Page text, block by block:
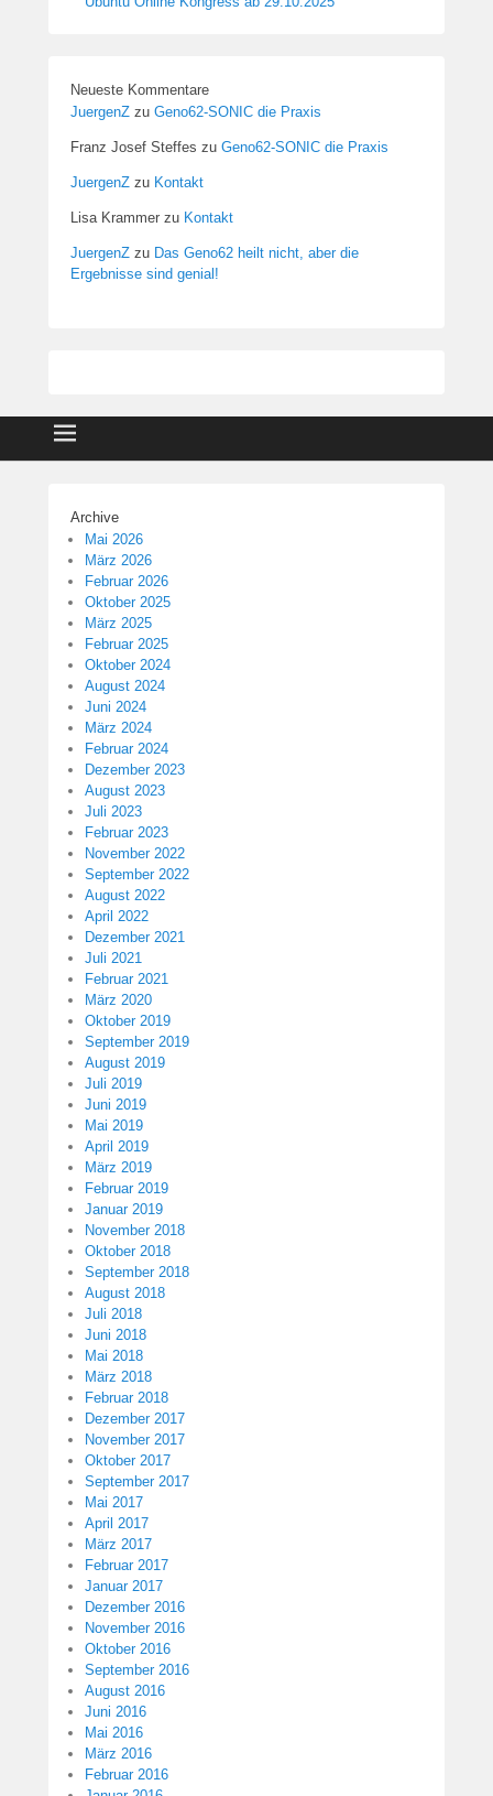
Neueste Kommentare
JuergenZ zu Geno62-SONIC die Praxis
Franz Josef Steffes zu Geno62-SONIC die Praxis
JuergenZ zu Kontakt
Lisa Krammer zu Kontakt
JuergenZ zu Das Geno62 heilt nicht, aber die
Ergebnisse sind genial!
Archive
Mai 2026
März 2026
Februar 2026
Oktober 2025
März 2025
Februar 2025
Oktober 2024
August 2024
Juni 2024
März 2024
Februar 2024
Dezember 2023
August 2023
Juli 2023
Februar 2023
November 2022
September 2022
August 2022
April 2022
Dezember 2021
Juli 2021
Februar 2021
März 2020
Oktober 2019
September 2019
August 2019
Juli 2019
Juni 2019
Mai 2019
April 2019
März 2019
Februar 2019
Januar 2019
November 2018
Oktober 2018
September 2018
August 2018
Juli 2018
Juni 2018
Mai 2018
März 2018
Februar 2018
Dezember 2017
November 2017
Oktober 2017
September 2017
Mai 2017
April 2017
März 2017
Februar 2017
Januar 2017
Dezember 2016
November 2016
Oktober 2016
September 2016
August 2016
Juni 2016
Mai 2016
März 2016
Februar 2016